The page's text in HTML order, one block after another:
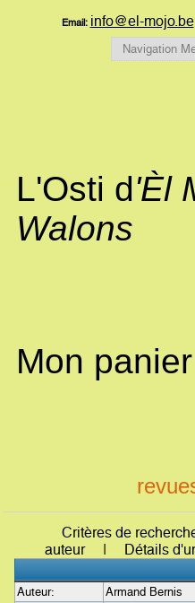
Email: info@el-mojo.be
L'Osti d'Èl
Walons
Mon panier
Critères de
auteur | Détails
Auteur:
Armand Bernis